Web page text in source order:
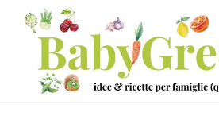
Menu
Passa
contenuto
principale
Passa
laterale
primaria
Passa